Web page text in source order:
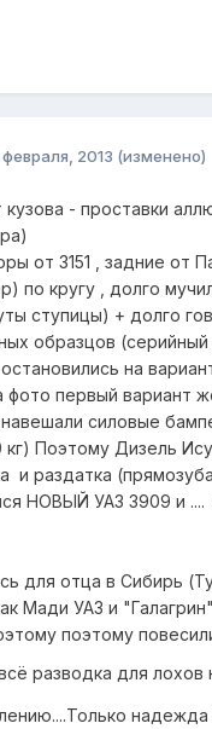
февраля, 2013 (изменено)
кузова - проставки
от 3151 , задние от
по кругу , долго
ступицы) + долго
образцов
на
фото первый вариант
силовые
кг) Поэтому Дизель
и раздатка
НОВЫЙ УАЗ 3909 и
для отца в Сибирь
Мади УАЗ и
поэтому
разводка для
надежда